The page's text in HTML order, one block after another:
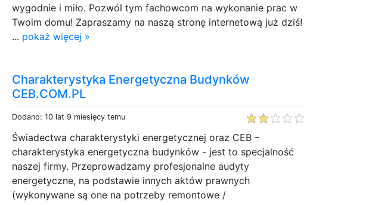
wygodnie i miło. Pozwól tym fachowcom na wykonanie prac w
Twoim domu! Zapraszamy na naszą stronę internetową już dziś!
... pokaż więcej »
Charakterystyka Energetyczna Budynków
CEB.COM.PL
Dodano: 10 lat 9 miesięcy temu
Świadectwa charakterystyki energetycznej oraz CEB –
charakterystyka energetyczna budynków - jest to specjalność
naszej firmy. Przeprowadzamy profesjonalne audyty
energetyczne, na podstawie innych aktów prawnych
(wykonywane są one na potrzeby remontowe /